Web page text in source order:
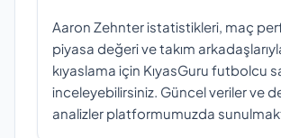
Aaron Zehnter istatistikleri, maç
piyasa değeri ve takım
kıyaslama için KıyasGuru futbolcu
inceleyebilirsiniz. Güncel veriler ve
analizler platformumuzda